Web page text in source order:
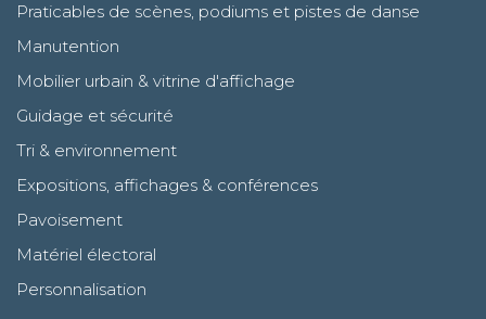
Praticables de scènes, podiums et pistes de danse
Manutention
Mobilier urbain & vitrine d'affichage
Guidage et sécurité
Tri & environnement
Expositions, affichages & conférences
Pavoisement
Matériel électoral
Personnalisation